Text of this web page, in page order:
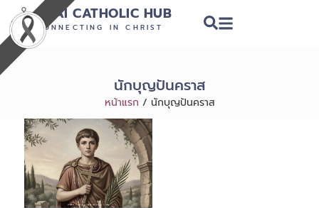
THAI CATHOLIC HUB
CONNECTING IN CHRIST
นักบุญปันคราส
หน้าแรก / นักบุญปันคราส